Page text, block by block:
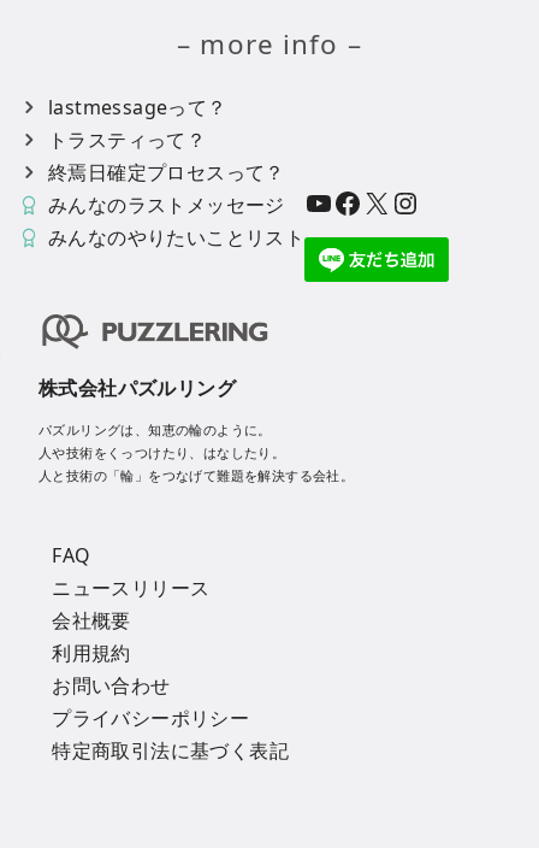
– more info –
lastmessageって？
トラスティって？
終焉日確定プロセスって？
みんなのラストメッセージ
みんなのやりたいことリスト
YouTube Facebook X Instagram
株式会社パズルリング
パズルリングは、知恵の輪のように。
人や技術をくっつけたり、はなしたり。
人と技術の「輪」をつなげて難題を解決する会社。
FAQ
ニュースリリース
会社概要
利用規約
お問い合わせ
プライバシーポリシー
特定商取引法に基づく表記